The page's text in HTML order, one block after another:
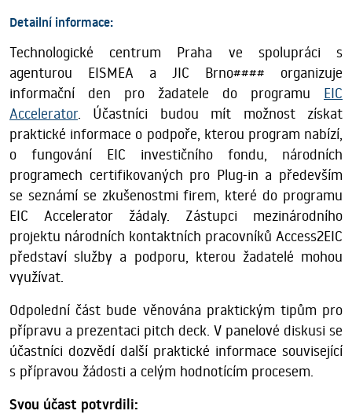
Detailní informace:
Technologické centrum Praha ve spolupráci s
agenturou EISMEA a JIC Brno#### organizuje
informační den pro žadatele do programu EIC
Accelerator. Účastníci budou mít možnost získat
praktické informace o podpoře, kterou program nabízí,
o fungování EIC investičního fondu, národních
programech certifikovaných pro Plug-in a především
se seznámí se zkušenostmi firem, které do programu
EIC Accelerator žádaly. Zástupci mezinárodního
projektu národních kontaktních pracovníků Access2EIC
představí služby a podporu, kterou žadatelé mohou
využívat.
Odpolední část bude věnována praktickým tipům pro
přípravu a prezentaci pitch deck. V panelové diskusi se
účastníci dozvědí další praktické informace související
s přípravou žádosti a celým hodnotícím procesem.
Svou účast potvrdili: